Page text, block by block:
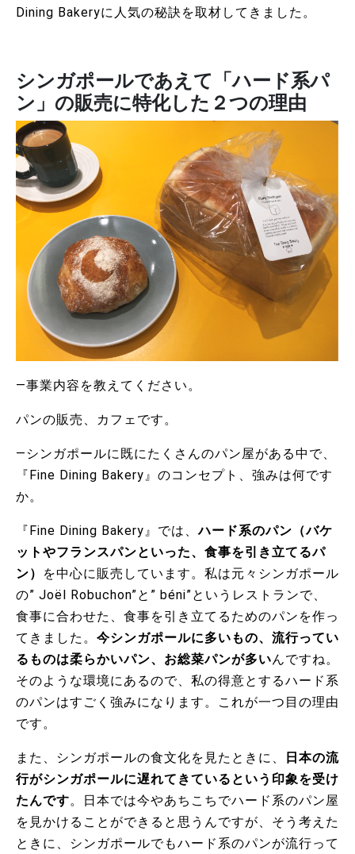
Dining Bakeryに人気の秘訣を取材してきました。
シンガポールであえて「ハード系パ
ン」の販売に特化した２つの理由
―事業内容を教えてください。
パンの販売、カフェです。
―シンガポールに既にたくさんのパン屋がある中で、
『Fine Dining Bakery』のコンセプト、強みは何です
か。
『Fine Dining Bakery』では、ハード系のパン（バケ
ットやフランスパンといった、食事を引き立てるパ
ン）
を中心に販売しています。私は元々シンガポール
の” Joël Robuchon”と” béni”というレストランで、
食事に合わせた、食事を引き立てるためのパンを作っ
てきました。 今シンガポールに多いもの、流行ってい
るものは柔らかいパン、お総菜パンが多いんですね。
そのような環境にあるので、私の得意とするハード系
のパンはすごく強みになります。これが一つ目の理由
です。
また、シンガポールの食文化を見たときに、
日本の流
行がシンガポールに遅れてきているという印象を受け
たんです。日本では今やあちこちでハード系のパン屋
を見かけることができると思うんですが、そう考えた
ときに、シンガポールでもハード系のパンが流行って